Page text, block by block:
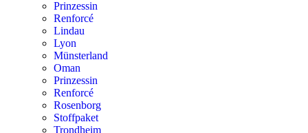
Prinzessin
Renforcé
Lindau
Lyon
Münsterland
Oman
Prinzessin
Renforcé
Rosenborg
Stoffpaket
Trondheim